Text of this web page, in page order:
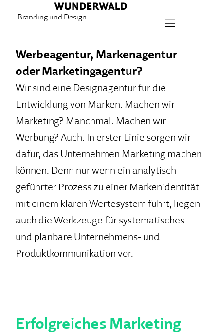
Branding und Design
Werbeagentur, Markenagentur
oder Marketingagentur?
Wir sind eine Designagentur für die
Entwicklung von Marken. Machen wir
Marketing? Manchmal. Machen wir
Werbung? Auch. In erster Linie sorgen wir
dafür, das Unternehmen Marketing machen
können. Denn nur wenn ein analytisch
geführter Prozess zu einer Markenidentität
mit einem klaren Wertesystem führt, liegen
auch die Werkzeuge für systematisches
und planbare Unternehmens- und
Produktkommunikation vor.
Erfolgreiches Marketing